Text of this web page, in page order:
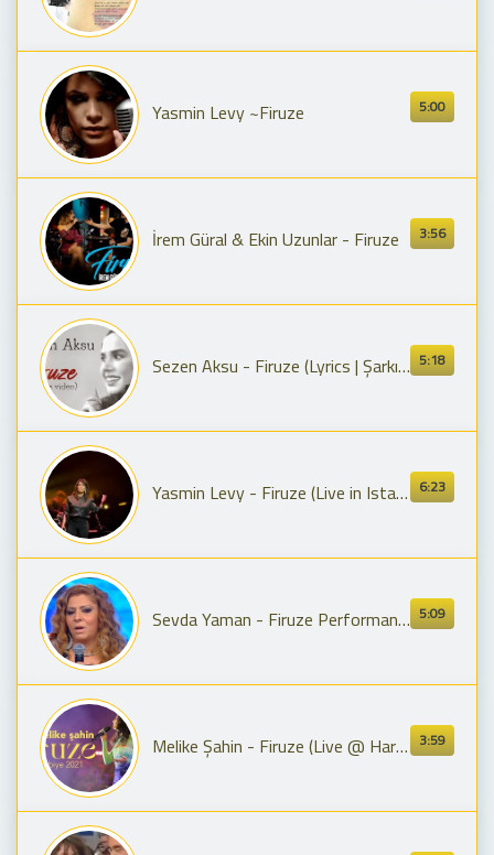
5:00
Yasmin Levy ~Firuze
3:56
İrem Güral & Ekin Uzunlar - Firuze
5:18
Sezen Aksu - Firuze (Lyrics | Şarkı Sözleri)
6:23
Yasmin Levy - Firuze (Live in Istanbul, Zorlu Center PSM, 2022)
5:09
Sevda Yaman - Firuze Performansı - X Factor Star Işığı
3:59
Melike Şahin - Firuze (Live @ Harbiye 2021)